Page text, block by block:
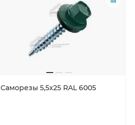
Саморезы 5,5х25 RAL 6005